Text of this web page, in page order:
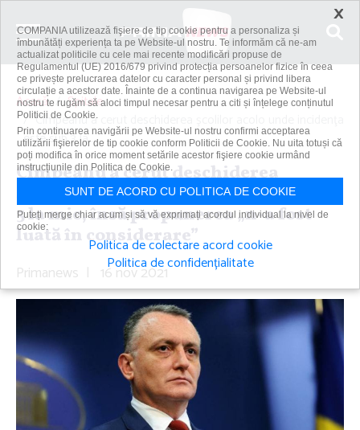
Acasă
Spitale
Cîmpeanu a cerut deschiderea şcolilor acolo unde incidenţa
este sub 3 la...
Cîmpeanu a cerut deschiderea
şcolilor acolo unde incidenţa este sub
3 la mie, însă propunerea „n-a fost
luată în considerare”
Primanews | 16 nov 2021
×
COMPANIA utilizează fişiere de tip cookie pentru a personaliza și
îmbunătăți experiența ta pe Website-ul nostru. Te informăm că ne-am
actualizat politicile cu cele mai recente modificări propuse de
Regulamentul (UE) 2016/679 privind protecția persoanelor fizice în ceea
ce privește prelucrarea datelor cu caracter personal și privind libera
circulație a acestor date. Înainte de a continua navigarea pe Website-ul
nostru te rugăm să aloci timpul necesar pentru a citi și înțelege conținutul
Politicii de Cookie.
Prin continuarea navigării pe Website-ul nostru confirmi acceptarea
utilizării fişierelor de tip cookie conform Politicii de Cookie. Nu uita totuși că
poți modifica în orice moment setările acestor fişiere cookie urmând
instrucțiunile din Politica de Cookie.
SUNT DE ACORD CU POLITICA DE COOKIE
Puteți merge chiar acum și să vă exprimați acordul individual la nivel de
cookie:
Politica de colectare acord cookie
Politica de confidențialitate